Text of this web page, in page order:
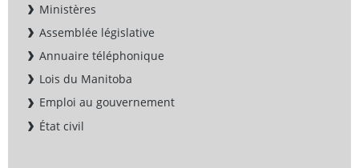
Ministères
Assemblée législative
Annuaire téléphonique
Lois du Manitoba
Emploi au gouvernement
État civil